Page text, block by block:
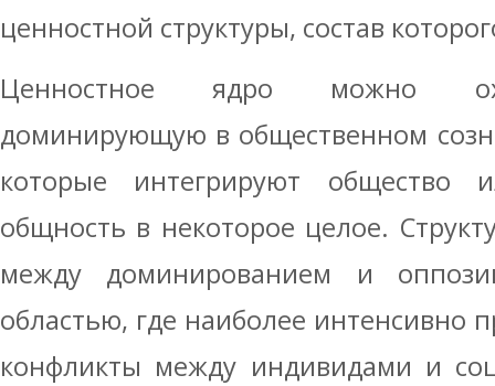
ценностной структуры, состав
Ценностное ядро можно
доминирующую в общественном
которые интегрируют общество
общность в некоторое целое.
между доминированием и
областью, где наиболее интенсивно
конфликты между индивидами и